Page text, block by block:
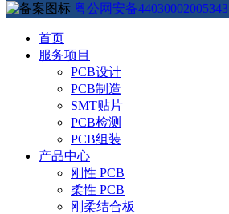
粤公网安备44030002005343
首页
服务项目
PCB设计
PCB制造
SMT贴片
PCB检测
PCB组装
产品中心
刚性 PCB
柔性 PCB
刚柔结合板